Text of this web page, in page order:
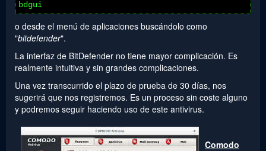
bdgui
o desde el menú de aplicaciones buscándolo como
"bitdefender".
La interfaz de BitDefender no tiene mayor complicación. Es
realmente intuitiva y sin grandes complicaciones.
Una vez transcurrido el plazo de prueba de 30 días, nos
sugerirá que nos registremos. Es un proceso sin coste alguno
y podremos seguir haciendo uso de este antivirus.
Comodo